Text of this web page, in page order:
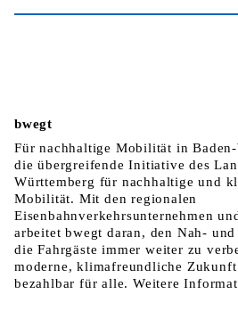
bwegt
Für nachhaltige Mobilität in
die übergreifende Initiative des
Württemberg für nachhaltige und
Mobilität. Mit den regionalen
Eisenbahnverkehrsunternehmen
arbeitet bwegt daran, den Nah-
die Fahrgäste immer weiter zu
moderne, klimafreundliche Zukunft
bezahlbar für alle. Weitere